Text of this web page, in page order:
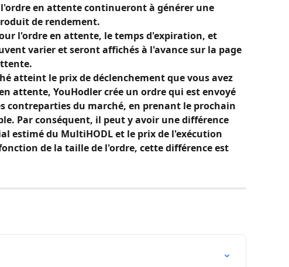
l'ordre en attente continueront à générer une
de rendement.
l'ordre en attente, le temps d'expiration, et
varier et seront affichés à l'avance sur la page
atteint le prix de déclenchement que vous avez
attente, YouHodler crée un ordre qui est envoyé
contreparties du marché, en prenant le prochain
Par conséquent, il peut y avoir une différence
estimé du MultiHODL et le prix de l'exécution
de la taille de l'ordre, cette différence est